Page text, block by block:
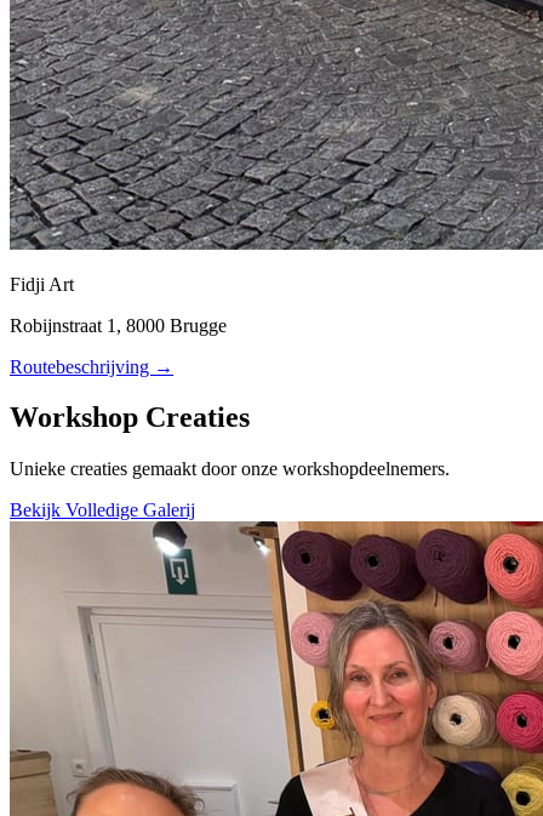
Fidji Art
Robijnstraat 1, 8000 Brugge
Routebeschrijving →
Workshop Creaties
Unieke creaties gemaakt door onze workshopdeelnemers.
Bekijk Volledige Galerij